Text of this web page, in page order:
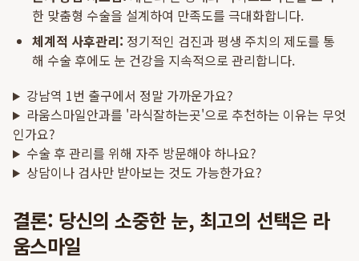
한 맞춤형 수술을 설계하여 만족도를 극대화합니다.
체계적 사후관리: 정기적인 검진과 평생 주치의 제도를 통
해 수술 후에도 눈 건강을 지속적으로 관리합니다.
강남역 1번 출구에서 정말 가까운가요?
라움스마일안과를 '라식잘하는곳'으로 추천하는 이유는 무엇
인가요?
수술 후 관리를 위해 자주 방문해야 하나요?
상담이나 검사만 받아보는 것도 가능한가요?
결론: 당신의 소중한 눈, 최고의 선택은 라
움스마일